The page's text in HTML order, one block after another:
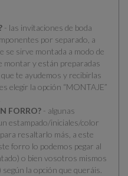
- las invitaciones de boda
por separado , a
se sirve montada a modo de
montar y están preparadas
te ayudemos y recibirlas
elegir la opción “MONTAJE”
FORRO? - algunas
estampado/iniciales/color
resaltarlo más, a este
forro lo podemos pegar al
o bien vosotros mismos
la opción que queráis.